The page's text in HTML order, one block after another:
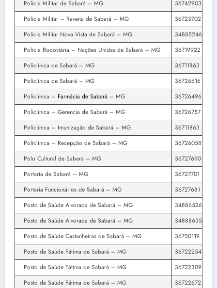
Policia Militar de Sabará – MG
36742903
Policia Militar – Ravena de Sabará – MG
36723702
Policia Militar Nova Vista de Sabará – MG
34885246
Policia Rodoviária – Nações Unidas de Sabará – MG
36719922
Policlínica de Sabará – MG
36711863
Policlínica de Sabará – MG
36726616
Policlínica – Farmácia de Sabará – MG
36726496
Policlínica – Gerencia de Sabará – MG
36726757
Policlínica – Imunização de Sabará – MG
36711863
Policlínica – Recepção de Sabará – MG
36726058
Polo Cultural de Sabará – MG
36727690
Portaria de Sabará – MG
36727701
Portaria Funcionários de Sabará – MG
36727681
Posto de Saúde Alvorada de Sabará – MG
34886526
Posto de Saúde Alvorada de Sabará – MG
34888635
Posto de Saúde Castanheiras de Sabará – MG
36750119
Posto de Saúde Fátima de Sabará – MG
36722254
Posto de Saúde Fátima de Sabará – MG
36722309
Posto de Saúde Fátima de Sabará – MG
36722672